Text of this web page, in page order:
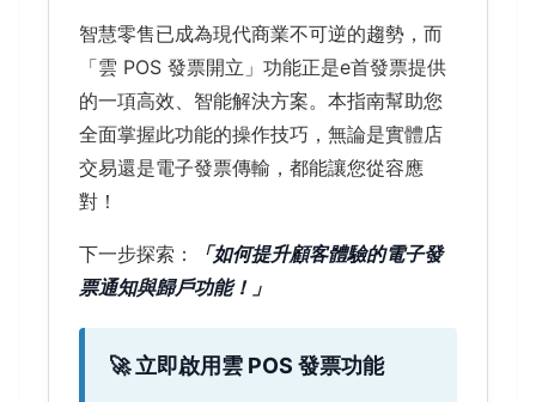
智慧零售已成為現代商業不可逆的趨勢，而
「雲 POS 發票開立」功能正是e首發票提供
的一項高效、智能解決方案。本指南幫助您
全面掌握此功能的操作技巧，無論是實體店
交易還是電子發票傳輸，都能讓您從容應
對！
下一步探索：
「如何提升顧客體驗的電子發
票通知與歸戶功能！」
🚀 立即啟用雲 POS 發票功能